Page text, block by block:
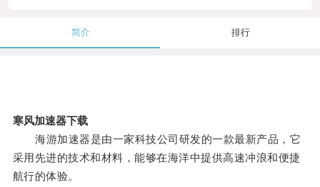
简介 排行
寒风加速器下载
海游加速器是由一家科技公司研发的一款最新产品，它
采用先进的技术和材料，能够在海洋中提供高速冲浪和便捷
航行的体验。